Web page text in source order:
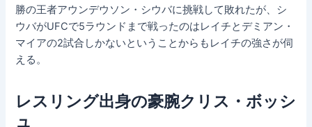
勝の王者アウンデウソン・シウバに挑戦して敗れたが、シ
ウバがUFCで5ラウンドまで戦ったのはレイチとデミアン・
マイアの2試合しかないということからもレイチの強さが伺
える。
レスリング出身の豪腕クリス・ボッシ
ュ